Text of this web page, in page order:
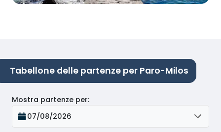
Tabellone delle partenze per Paro-Milos
Mostra partenze per:
07/08/2026